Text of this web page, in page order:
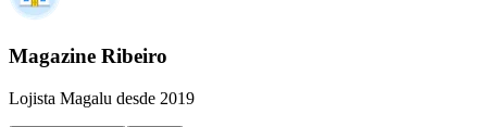
Magazine Ribeiro
Lojista Magalu desde 2019